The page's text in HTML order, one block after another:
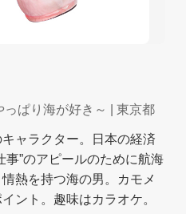
ぱり海が好き～ | 東京都
ャラクター。日本の経済
事”のアピールのために航海
熱を持つ海の男。カモメ
ント。趣味はカラオケ。